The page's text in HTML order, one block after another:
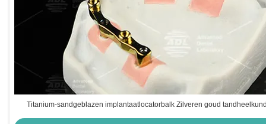
Titanium-sandgeblazen implantaatlocatorbalk Zilveren goud